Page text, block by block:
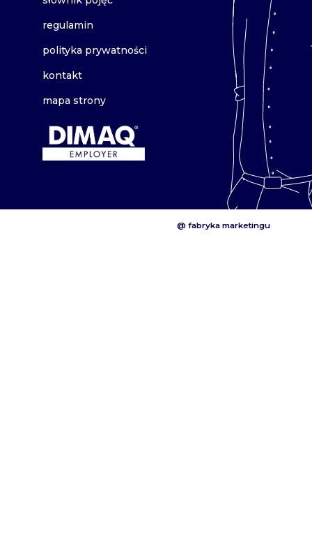
regulamin
polityka prywatności
kontakt
mapa strony
@ fabryka marketingu